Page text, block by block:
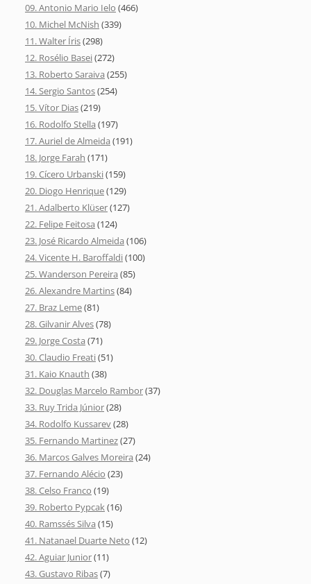
09. Antonio Mario Ielo (466)
10. Michel McNish (339)
11. Walter Íris(298)
12. Rosélio Basei(272)
13. Roberto Saraiva (255)
14. Sergio Santos(254)
15. Vítor Dias(219)
16. Rodolfo Stella (197)
17. Auriel de Almeida (191)
18. Jorge Farah (171)
19. Cícero Urbanski(159)
20. Diogo Henrique(129)
21. Adalberto Klüser(127)
22. Felipe Feitosa (124)
23. José Ricardo Almeida (106)
24. Vicente H. Baroffaldi(100)
25. Wanderson Pereira (85)
26. Alexandre Martins(84)
27. Braz Leme(81)
28. Gilvanir Alves(78)
29. Jorge Costa (71)
30. Claudio Freati(51)
31. Kaio Knauth (38)
32. Douglas Marcelo Rambor(37)
33. Ruy Trida Júnior(28)
34. Rodolfo Kussarev(28)
35. Fernando Martinez(27)
36. Marcos Galves Moreira (24)
37. Fernando Alécio (23)
38. Celso Franco (19)
39. Roberto Pypcak(16)
40. Ramssés Silva (15)
41. Natanael Duarte Neto (12)
42. Aguiar Junior(11)
43. Gustavo Ribas(7)